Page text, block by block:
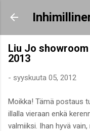
Liu Jo
2013
- syyskuuta 05, 2012
Moikka! Tämä postaus
illalla vieraan enkä
valmiiksi. Ihan hyvä